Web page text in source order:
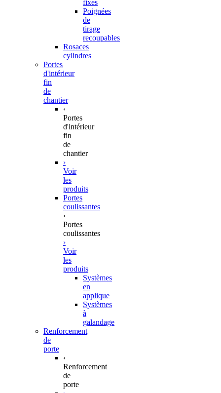
fixes
Poignées
de
tirage
recoupables
Rosaces
cylindres
Portes
d'intérieur
fin
de
chantier
‹
Portes
d'intérieur
fin
de
chantier
›
Voir
les
produits
Portes
coulissantes
‹
Portes
coulissantes
›
Voir
les
produits
Systèmes
en
applique
Systèmes
à
galandage
Renforcement
de
porte
‹
Renforcement
de
porte